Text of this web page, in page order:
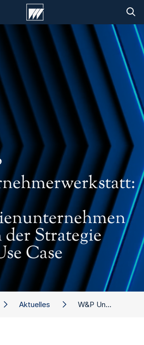
Aktuelles W&P Unternehmerwerkstatt: KI in Familienunternehmen – Von der Strategie zum Use Case
Strategie
Case